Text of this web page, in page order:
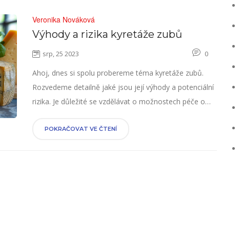
Veronika Nováková
Výhody a rizika kyretáže zubů
srp, 25 2023 0
Ahoj, dnes si spolu probereme téma kyretáže zubů.
Rozvedeme detailně jaké jsou její výhody a potenciální
rizika. Je důležité se vzdělávat o možnostech péče o
pro vás ucelený přehled, abyste měli vše potřebné na
POKRAČOVAT VE ČTENÍ